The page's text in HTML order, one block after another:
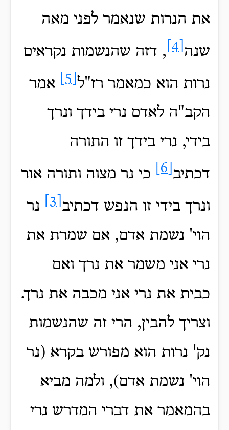
את הנרות שנאמר לפני מאה
שנה
, דזה שהנשמות נקראים
נרות הוא כמאמר רז"ל
אמר
הקב"ה לאדם נרי בידך ונרך
בידי, נרי בידך זו התורה
דכתיב
כי נר מצוה ותורה אור
ונרך בידי זו הנפש דכתיב
נר
הוי' נשמת אדם, אם שמרת את
נרי אני משמר את נרך ואם
כבית את נרי אני מכבה את נרך.
וצריך להבין, הרי זה שהנשמות
נק' נרות הוא מפורש בקרא (נר
הוי' נשמת אדם), ולמה מביא
בהמאמר את דברי המדרש נרי